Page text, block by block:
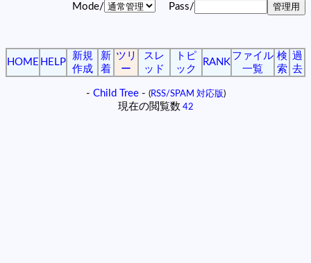
Mode/ Pass/
HOME HELP
新規
作成
新
着
ツリ
ー
スレ
ッド
トピ
ック
RANK
ファイル
一覧
検
索
過
去
- Child Tree- (RSS/SPAM 対応版)
現在の閲覧数 42